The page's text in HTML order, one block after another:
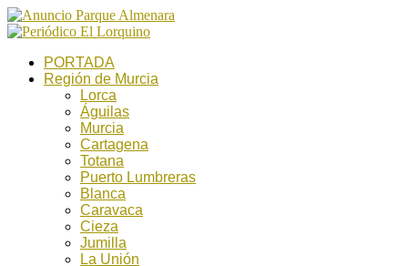
PORTADA
Región de Murcia
Lorca
Águilas
Murcia
Cartagena
Totana
Puerto Lumbreras
Blanca
Caravaca
Cieza
Jumilla
La Unión